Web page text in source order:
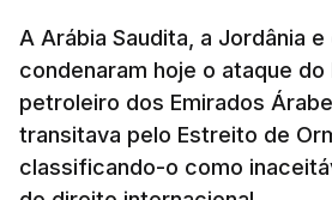
autorização formal de Israel
Gaza da Força Internacional de
contingente multinacional
Conselho da Paz promovido por
A Arábia Saudita, a Jordânia e
condenaram hoje o ataque do
petroleiro dos Emirados
transitava pelo Estreito de
classificando-o como